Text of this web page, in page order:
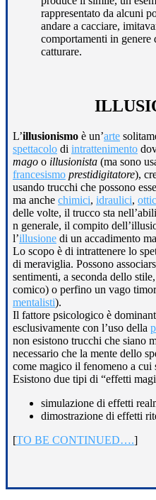
rappresentato da alcuni
andare a cacciare,
comportamenti in genere
catturare.
L’illusionismo è un’arte
spettacolo di intrattenimento
mago o illusionista (ma sono
francesismo prestidigitatore),
usando trucchi che possono
ma anche chimici, idraulici,
delle volte, il trucco sta
n generale, il compito
l’illusione di un accadimento
Lo scopo è di intrattenere lo
di meraviglia. Possono
sentimenti, a seconda dello
comico) o perfino un vago
mentalisti).
Il fattore psicologico è
esclusivamente con l’uso della
non esistono trucchi che siano
necessario che la mente dello
come magico il fenomeno a cui
Esistono due tipi di “effetti
simulazione di effetti
dimostrazione di effetti
[TO BE CONTINUED….]